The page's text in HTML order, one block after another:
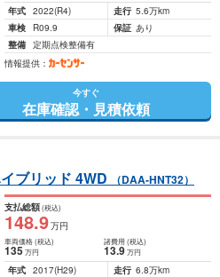
年式 2022(R4) 走行 5.6万km
車検
R09.9 保証 あり
整備 定期点検整備有
情報提供：
今すぐ
在庫確認・見積依頼
ブリッド 4WD （DAA-HNT32）
支払総額(税込)
148.9万円
車両価格(税込)
135万円
諸費用 (税込)
13.9 万円
年式 2017(H29) 走行 6.8万km